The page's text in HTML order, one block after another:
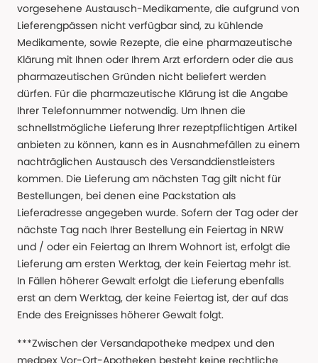
vorgesehene Austausch-Medikamente, die aufgrund von
Lieferengpässen nicht verfügbar sind, zu kühlende
Medikamente, sowie Rezepte, die eine pharmazeutische
Klärung mit Ihnen oder Ihrem Arzt erfordern oder die aus
pharmazeutischen Gründen nicht beliefert werden
dürfen. Für die pharmazeutische Klärung ist die Angabe
Ihrer Telefonnummer notwendig. Um Ihnen die
schnellstmögliche Lieferung Ihrer rezeptpflichtigen Artikel
anbieten zu können, kann es in Ausnahmefällen zu einem
nachträglichen Austausch des Versanddienstleisters
kommen. Die Lieferung am nächsten Tag gilt nicht für
Bestellungen, bei denen eine Packstation als
Lieferadresse angegeben wurde. Sofern der Tag oder der
nächste Tag nach Ihrer Bestellung ein Feiertag in NRW
und / oder ein Feiertag an Ihrem Wohnort ist, erfolgt die
Lieferung am ersten Werktag, der kein Feiertag mehr ist.
In Fällen höherer Gewalt erfolgt die Lieferung ebenfalls
erst an dem Werktag, der keine Feiertag ist, der auf das
Ende des Ereignisses höherer Gewalt folgt.
***Zwischen der Versandapotheke medpex und den